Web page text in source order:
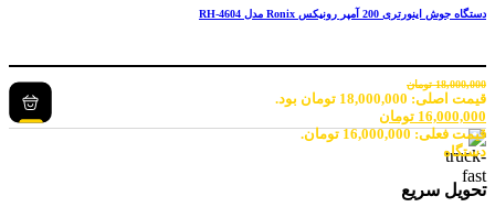
دستگاه جوش اینورتری 200 آمپر رونیکس Ronix مدل RH-4604
18,000,000 تومان
قیمت اصلی: 18,000,000 تومان بود.
16,000,000 تومان
قیمت فعلی: 16,000,000 تومان.
دستگاه
تحویل سریع